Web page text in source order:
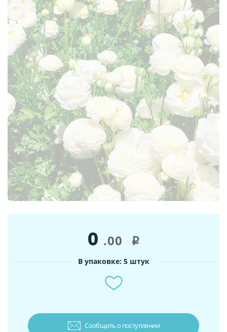
0 .00 i
В упаковке: 5 штук
Сообщить о поступлении